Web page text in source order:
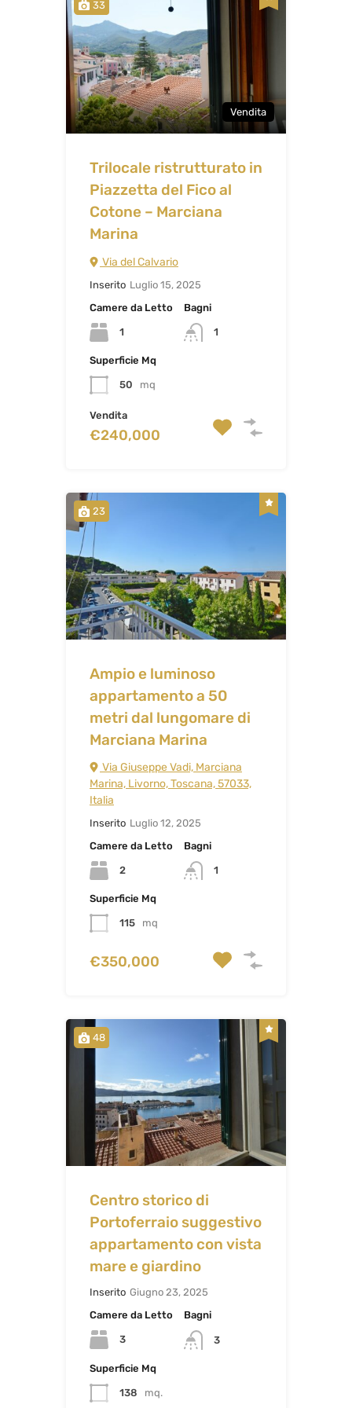
33
Vendita
Trilocale ristrutturato in
Piazzetta del Fico al
Cotone – Marciana
Marina
Via del Calvario
Inserito Luglio 15, 2025
Camere da Letto
1
Bagni
1
Superficie Mq
50 mq
Vendita
€240,000
23
Ampio e luminoso
appartamento a 50
metri dal lungomare di
Marciana Marina
Via Giuseppe Vadi, Marciana
Marina, Livorno, Toscana, 57033,
Italia
Inserito Luglio 12, 2025
Camere da Letto
2
Bagni
1
Superficie Mq
115 mq
€350,000
48
Centro storico di
Portoferraio suggestivo
appartamento con vista
mare e giardino
Inserito Giugno 23, 2025
Camere da Letto
3
Bagni
3
Superficie Mq
138 mq.